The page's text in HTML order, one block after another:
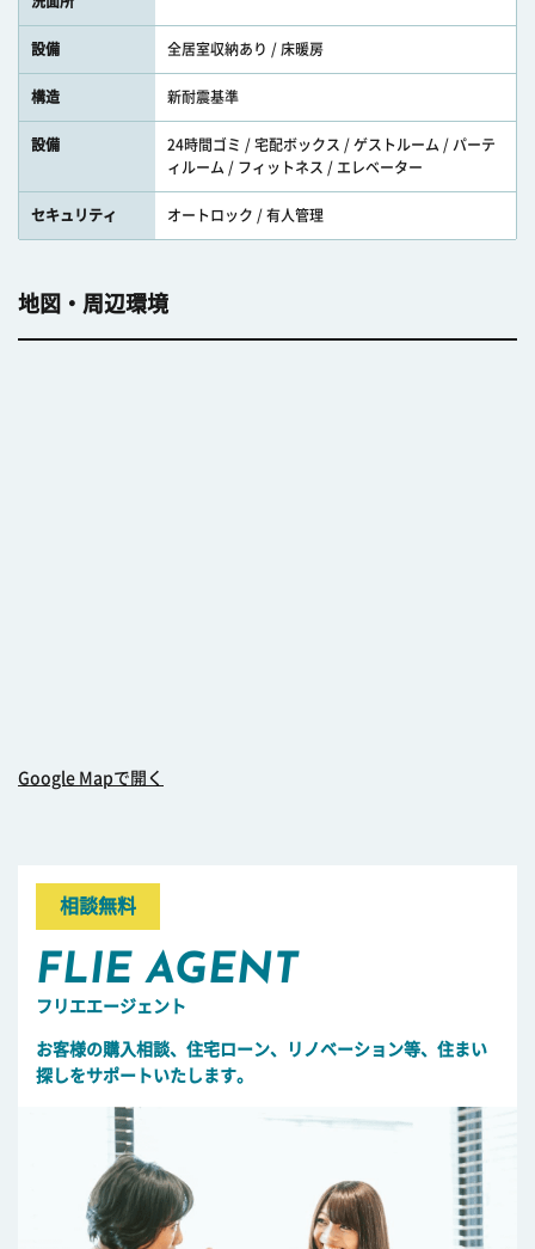
設備 全居室収納あり / 床暖房
構造 新耐震基準
設備
24時間ゴミ / 宅配ボックス / ゲストルーム / パーテ
ィルーム / フィットネス / エレベーター
セキュリティ オートロック / 有人管理
地図・周辺環境
Google Mapで開く
相談無料
FLIE AGENT
フリエエージェント
お客様の購入相談、住宅ローン、リノベーション等、住まい
探しをサポートいたします。